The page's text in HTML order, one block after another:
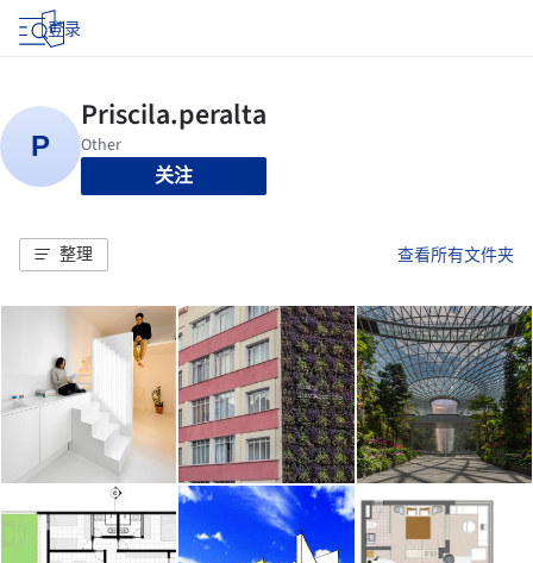
登录
关注
整理 查看所有文件夹